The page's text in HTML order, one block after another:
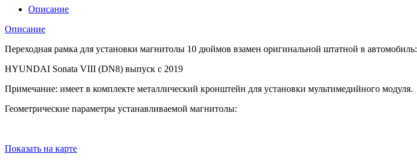
Описание
Описание
Переходная рамка для установки магнитолы 10 дюймов взамен оригинальной штатной в автомобиль:
HYUNDAI Sonata VIII (DN8) выпуск с 2019
Примечание: имеет в комплекте металлический кронштейн для установки мультимедийного модуля.
Геометрические параметры устанавливаемой магнитолы:
Показать на карте